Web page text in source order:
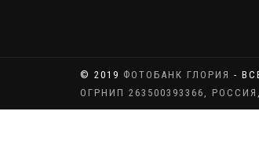
© 2019 ФОТОБАНК ГЛОРИЯ -
ОГРНИП 263500393366,